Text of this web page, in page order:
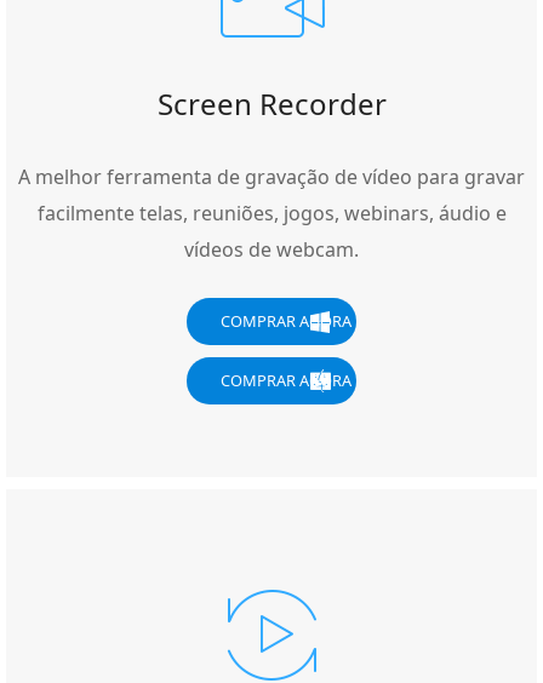
Screen Recorder
A melhor ferramenta de gravação de vídeo para gravar
facilmente telas, reuniões, jogos, webinars, áudio e
vídeos de webcam.
COMPRAR AGORA
COMPRAR AGORA